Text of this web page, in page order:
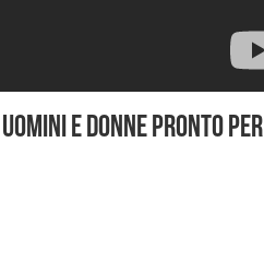
e Donne pronto per